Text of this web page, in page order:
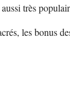
très
les bonus